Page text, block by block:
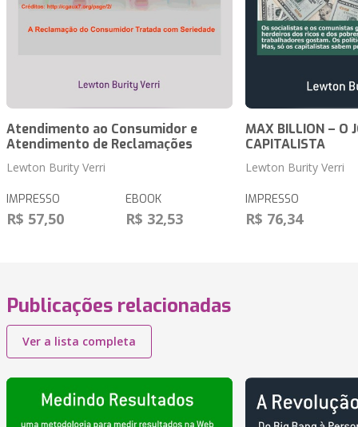
Atendimento ao Consumidor e
Atendimento de Reclamações
Lewton Burity Verri
IMPRESSO
R$ 57,50
EBOOK
R$ 32,53
MAX BILLION – O
CAPITALISTA
Lewton Burity Verri
IMPRESSO
R$ 76,34
Publicações relacionadas
Ver a lista completa